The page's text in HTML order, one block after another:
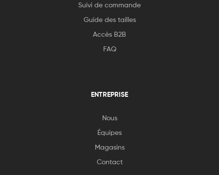
Suivi de commande
Guide des tailles
Accès B2B
FAQ
ENTREPRISE
Nous
Équipes
Magasins
Contact